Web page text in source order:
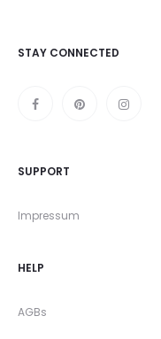
STAY CONNECTED
SUPPORT
Impressum
HELP
AGBs